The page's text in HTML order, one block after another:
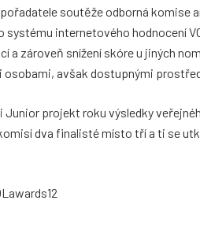
soutěže odborná komise
systému internetového hodnocení
a zároveň snížení skóre u jiných
avšak dostupnými
projekt roku výsledky
dva finalisté místo tří a ti se